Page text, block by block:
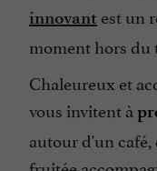
innovant est un
moment hors du
Chaleureux et
vous invitent à
autour d'un